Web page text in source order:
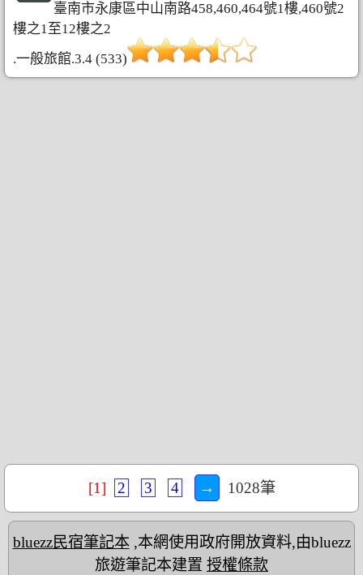
臺南市永康區中山南路458,460,464號1樓,460號2
樓之1至12樓之2
.一般旅館.3.4 (533)
[1] 2 3 4 → 1028筆
bluezz民宿筆記本,本網使用政府開放資料,由bluezz
旅遊筆記本建置 授權條款